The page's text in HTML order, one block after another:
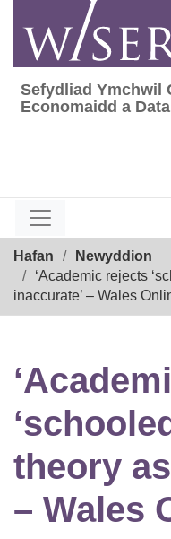
content
Sefydliad
Sefydliad Ymchwil
Economaidd a
Hafan
Newyddion
‘Academic rejects
inaccurate’ – Wales
theory
– Wales